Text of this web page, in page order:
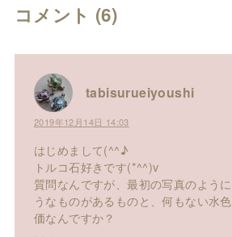
コメント (6)
tabisurueiyoushi
2019年12月14日 14:03
はじめまして(^^♪
トルコ石好きです(*^^)v
質問なんですが、最初の写真のよう
うなものがあるものと、何もない水
価なんですか？